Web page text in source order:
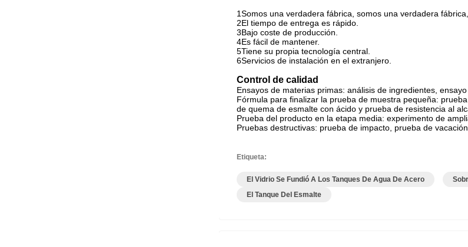
1Somos una verdadera fábrica, somos una verdadera
2El tiempo de entrega es rápido.
3Bajo coste de producción.
4Es fácil de mantener.
5Tiene su propia tecnología central.
6Servicios de instalación en el extranjero.
Control de calidad
Ensayos de materias primas: análisis de ingredientes,
Fórmula para finalizar la prueba de muestra pequeña:
de quema de esmalte con ácido y prueba de resistencia al
Prueba del producto en la etapa media: experimento de
Pruebas destructivas: prueba de impacto, prueba de
Etiqueta:
El Vidrio Se Fundió A Los Tanques De Agua De Acero
El Tanque Del Esmalte